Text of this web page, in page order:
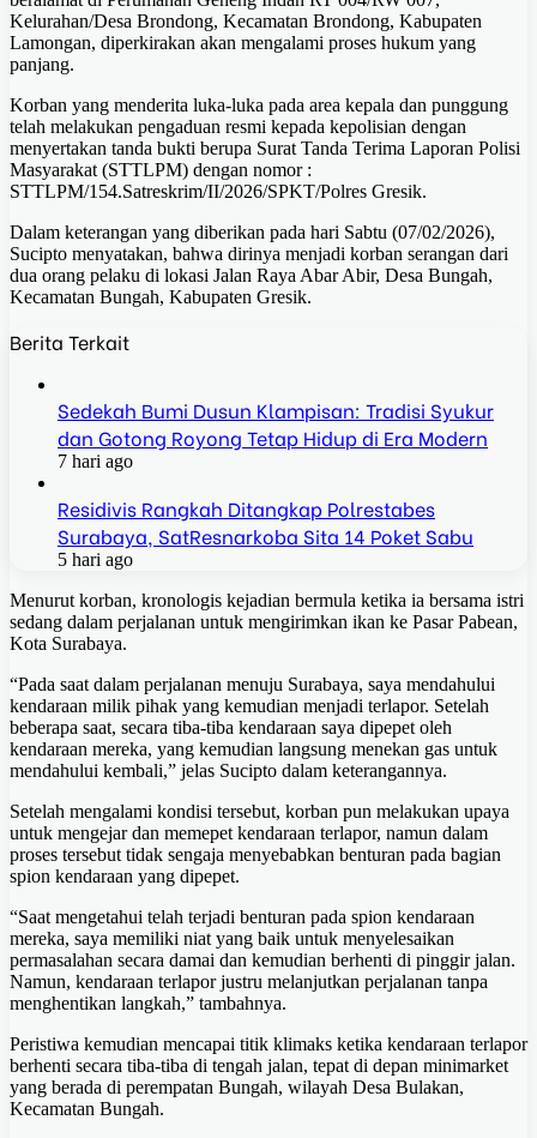
Kelurahan/Desa Brondong, Kecamatan Brondong, Kabupaten
Lamongan, diperkirakan akan mengalami proses hukum yang
panjang.
Korban yang menderita luka-luka pada area kepala dan punggung
telah melakukan pengaduan resmi kepada kepolisian dengan
menyertakan tanda bukti berupa Surat Tanda Terima Laporan Polisi
Masyarakat (STTLPM) dengan nomor :
STTLPM/154.Satreskrim/II/2026/SPKT/Polres Gresik.
Dalam keterangan yang diberikan pada hari Sabtu (07/02/2026),
Sucipto menyatakan, bahwa dirinya menjadi korban serangan dari
dua orang pelaku di lokasi Jalan Raya Abar Abir, Desa Bungah,
Kecamatan Bungah, Kabupaten Gresik.
Berita Terkait
Sedekah Bumi Dusun Klampisan: Tradisi Syukur
dan Gotong Royong Tetap Hidup di Era Modern
7 hari ago
Residivis Rangkah Ditangkap Polrestabes
Surabaya, SatResnarkoba Sita 14 Poket Sabu
5 hari ago
Menurut korban, kronologis kejadian bermula ketika ia bersama istri
sedang dalam perjalanan untuk mengirimkan ikan ke Pasar Pabean,
Kota Surabaya.
“Pada saat dalam perjalanan menuju Surabaya, saya mendahului
kendaraan milik pihak yang kemudian menjadi terlapor. Setelah
beberapa saat, secara tiba-tiba kendaraan saya dipepet oleh
kendaraan mereka, yang kemudian langsung menekan gas untuk
mendahului kembali,” jelas Sucipto dalam keterangannya.
Setelah mengalami kondisi tersebut, korban pun melakukan upaya
untuk mengejar dan memepet kendaraan terlapor, namun dalam
proses tersebut tidak sengaja menyebabkan benturan pada bagian
spion kendaraan yang dipepet.
“Saat mengetahui telah terjadi benturan pada spion kendaraan
mereka, saya memiliki niat yang baik untuk menyelesaikan
permasalahan secara damai dan kemudian berhenti di pinggir jalan.
Namun, kendaraan terlapor justru melanjutkan perjalanan tanpa
menghentikan langkah,” tambahnya.
Peristiwa kemudian mencapai titik klimaks ketika kendaraan terlapor
berhenti secara tiba-tiba di tengah jalan, tepat di depan minimarket
yang berada di perempatan Bungah, wilayah Desa Bulakan,
Kecamatan Bungah.